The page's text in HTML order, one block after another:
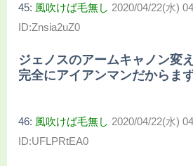
45: 風吹けば毛無し 2020/04/22(水)
ID:Znsia2uZ0
ジェノスのアームキャノン変
完全にアイアンマンだからま
46: 風吹けば毛無し 2020/04/22(水)
ID:UFLPRtEA0